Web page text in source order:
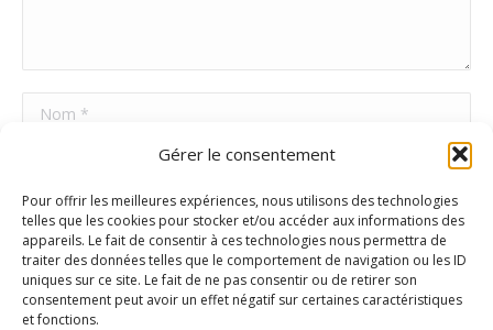
Gérer le consentement
Pour offrir les meilleures expériences, nous utilisons des technologies
telles que les cookies pour stocker et/ou accéder aux informations des
appareils. Le fait de consentir à ces technologies nous permettra de
traiter des données telles que le comportement de navigation ou les ID
uniques sur ce site. Le fait de ne pas consentir ou de retirer son
consentement peut avoir un effet négatif sur certaines caractéristiques
et fonctions.
Nom *
Site Web
Poster commentaire